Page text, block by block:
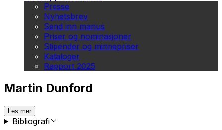
Presse
Nyhetsbrev
Send inn manus
Priser og nominasjoner
Stipender og minnepriser
Kataloger
Rapport 2025
Martin Dunford
Les mer
Bibliografi